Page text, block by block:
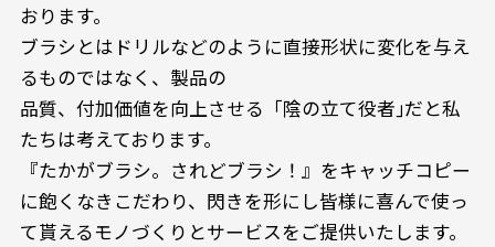
おります。
ブラシとはドリルなどのように直接形状に変化を与え
るものではなく、製品の
品質、付加価値を向上させる「陰の立て役者｣だと私
たちは考えております。
『たかがブラシ。されどブラシ！』をキャッチコピー
に飽くなきこだわり、閃きを形にし皆様に喜んで使っ
て貰えるモノづくりとサービスをご提供いたします。